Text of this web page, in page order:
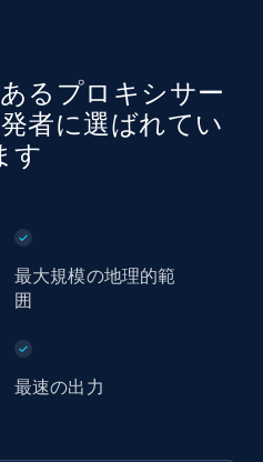
るプロキシサー
者に選ばれてい
す
最大規模の地理的範
囲
最速の出力